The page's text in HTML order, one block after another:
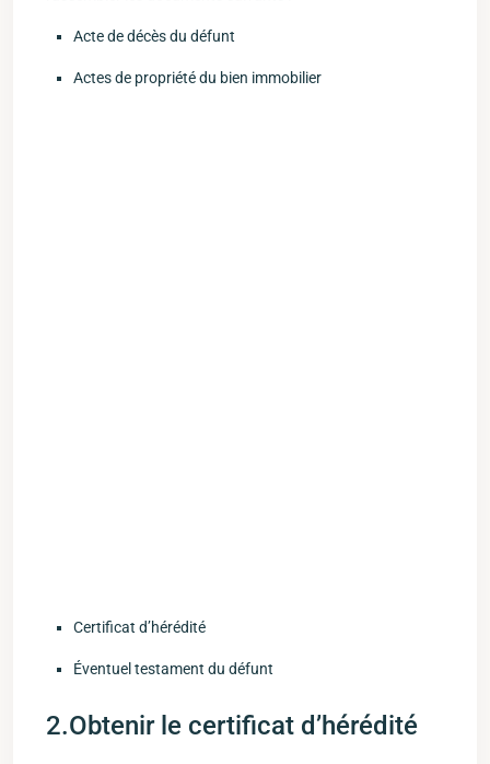
Acte de décès du ‍défunt
Actes de propriété du ⁢bien immobilier
Certificat ⁤d’hérédité
Éventuel testament du défunt
2.Obtenir le certificat‌ d’hérédité